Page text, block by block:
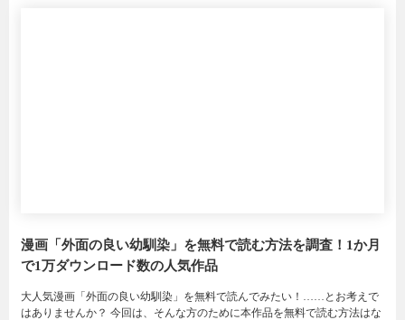
漫画「外面の良い幼馴染」を無料で読む方法を調査！1か月
で1万ダウンロード数の人気作品
大人気漫画「外面の良い幼馴染」を無料で読んでみたい！……とお考えで
はありませんか？ 今回は、そんな方のために本作品を無料で読む方法はな